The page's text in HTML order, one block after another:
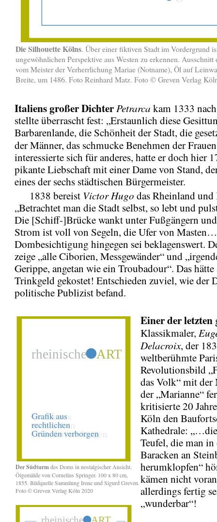
Die Silhouette Kölns. Über einer fiktiven Stadt im Vordergrund
ungewöhnlichen Perspektive aus Westen zu erkennen. Ausschnitt
vom Meister der Verherrlichung Mariae (Notname), Öl auf
Breite, um 1486. Foto Reinhard Matz. Foto © Greven Verlag
Italiensgroßer Dichter Petrarca kam 1333
stellte überrascht fest: „Erstaunlich diese
Barbarenlande, die Schönheit der Stadt, die
der Männer, das schmucke Benehmen der
interessierte sich für anderes, hatte er doch hier
pikante Liebschaft mit einer Dame von Stand,
eines der sechs städtischen Bürgermeister.
1838 bereist Victor Hugo das Rheinland
„Betrachtet man die Stadt selbst, so lebt und
Die [Schiff-]Brücke wankt unter Fußgängern
Strom ist voll von Segeln, die Ufer von
Dombesichtigung hingegen sei beklagenswert.
zeige „alle Ciborien, Messgewänder“ und
Gerippe, angetan wie ein Troubadour“. Das
Trinkgeld gekostet! Entschieden zuviel, wie der
politische Publizist befand.
Der Südturmdes Doms in nostalgischer Ansicht.
Ölgemälde von Cornelius Springer. 100 x 80 cm,
1855. Bildquelle Sammlung Irene und Sigurd Greven.
Foto © Greven Verlag Köln 2020
Einer der letzten
Klassikmaler,
Delacroix, der
weltberühmte
Revolutionsbild
das Volk“ mit
der „Marianne“
kritisierte 20
Köln den
Kathedrale:
Teufel, die man in
Baracken an
herumklopfen“
kämen nicht
allerdings fertig
„wunderbar“!